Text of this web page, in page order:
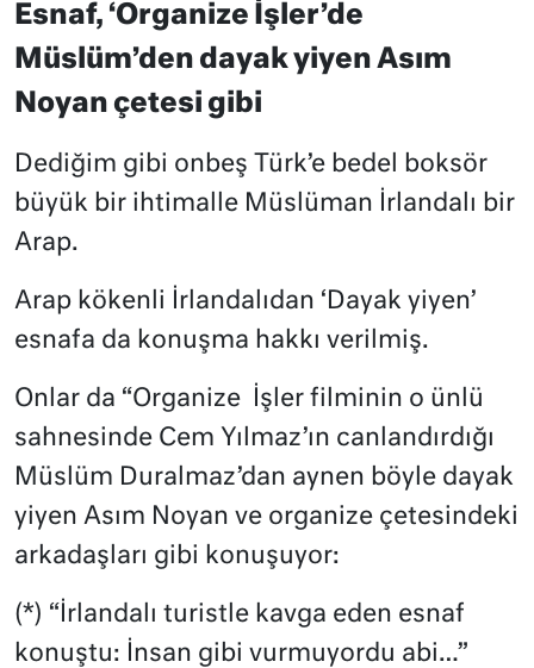
Esnaf, ‘Organize İşler’de
Müslüm’den dayak yiyen Asım
Noyan çetesi gibi
Dediğim gibi onbeş Türk’e bedel boksör
büyük bir ihtimalle Müslüman İrlandalı bir
Arap.
Arap kökenli İrlandalıdan ‘Dayak yiyen’
esnafa da konuşma hakkı verilmiş.
Onlar da “Organize
İşler filminin o ünlü
sahnesinde Cem Yılmaz’ın canlandırdığı
Müslüm Duralmaz’dan aynen böyle dayak
yiyen Asım Noyan ve organize çetesindeki
arkadaşları gibi konuşuyor:
(*) “İrlandalı turistle kavga eden esnaf
konuştu: İnsan gibi vurmuyordu abi…”